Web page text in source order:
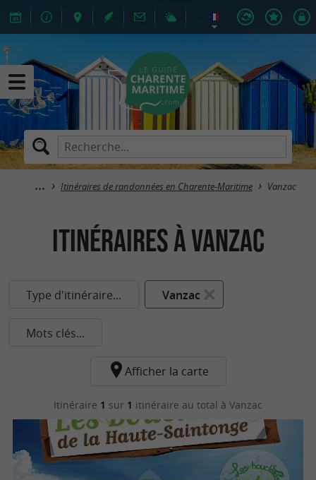
Itinéraires de randonnées en Charente-Maritime Vanzac
itinéraires à Vanzac
Type d'itinéraire... Vanzac
Mots clés...
Afficher la carte
Itinéraire 1 sur 1 itinéraire au total à Vanzac